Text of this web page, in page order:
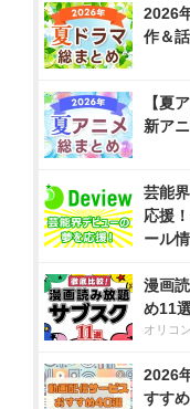
2026
作＆
【夏
新ア
芸能
応援
ール
漫画
め11
オリコ
2026
すす